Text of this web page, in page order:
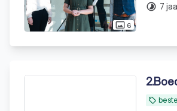
photo_size_select_actual 6
timelapse 7
2.
local_offer